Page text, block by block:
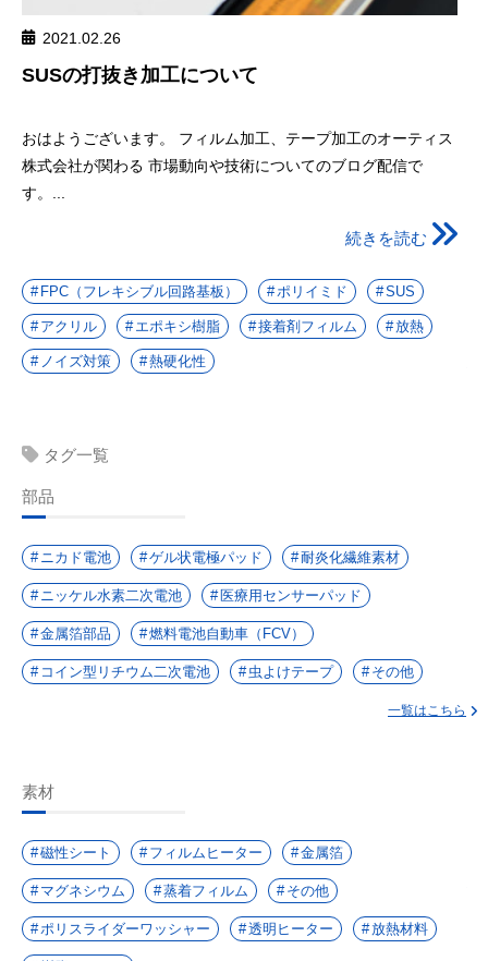
2021.02.26
SUSの打抜き加工について
おはようございます。 フィルム加工、テープ加工のオーティス
株式会社が関わる 市場動向や技術についてのブログ配信で
す。...
続きを読む
FPC（フレキシブル回路基板） ポリイミド SUS
アクリル エポキシ樹脂 接着剤フィルム 放熱
ノイズ対策 熱硬化性
タグ一覧
部品
ニカド電池 ゲル状電極パッド 耐炎化繊維素材
ニッケル水素二次電池 医療用センサーパッド
金属箔部品 燃料電池自動車（FCV）
コイン型リチウム二次電池 虫よけテープ その他
一覧はこちら
素材
磁性シート フィルムヒーター 金属箔
マグネシウム 蒸着フィルム その他
ポリスライダーワッシャー 透明ヒーター 放熱材料